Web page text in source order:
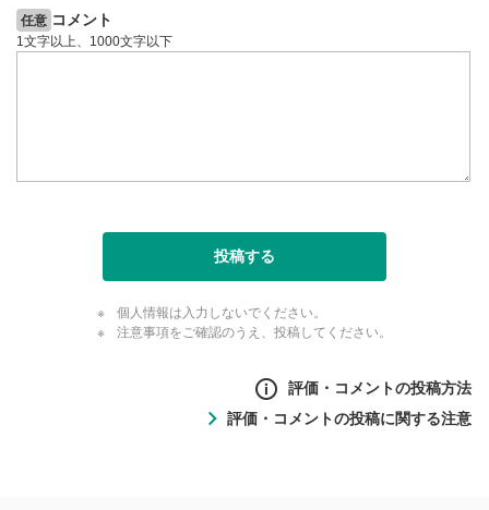
任意 コメント
1文字以上、1000文字以下
投稿する
個人情報は入力しないでください。
注意事項をご確認のうえ、投稿してください。
評価・コメントの投稿方法
評価・コメントの投稿に関する注意